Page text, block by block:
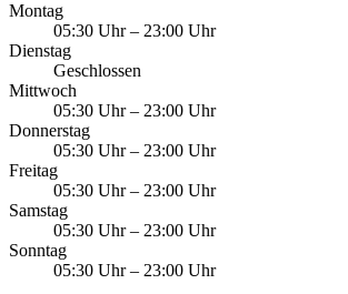
Montag
05:30 Uhr– 23:00 Uhr
Dienstag
Geschlossen
Mittwoch
05:30 Uhr– 23:00 Uhr
Donnerstag
05:30 Uhr– 23:00 Uhr
Freitag
05:30 Uhr– 23:00 Uhr
Samstag
05:30 Uhr– 23:00 Uhr
Sonntag
05:30 Uhr– 23:00 Uhr